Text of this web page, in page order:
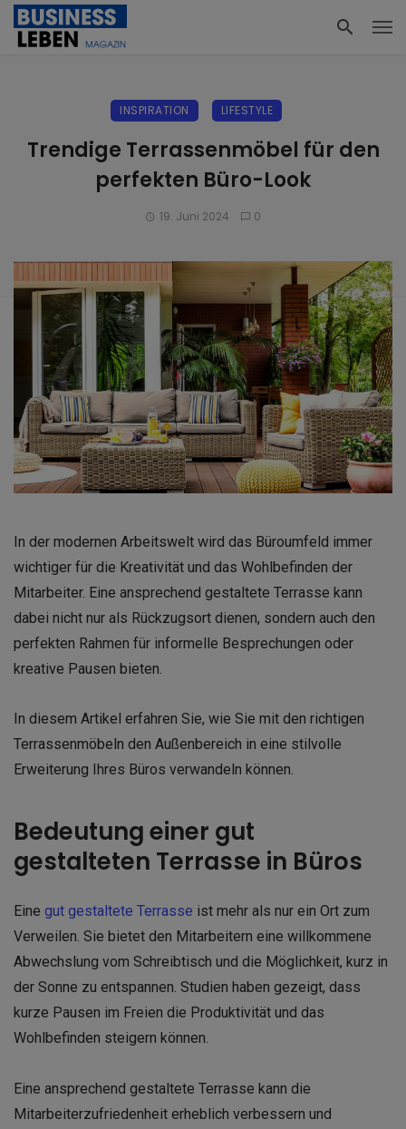
INSPIRATION LIFESTYLE
Trendige Terrassenmöbel für den
perfekten Büro-Look
19. Juni 2024 0
In der modernen Arbeitswelt wird das Büroumfeld immer
wichtiger für die Kreativität und das Wohlbefinden der
Mitarbeiter. Eine ansprechend gestaltete Terrasse kann
dabei nicht nur als Rückzugsort dienen, sondern auch den
perfekten Rahmen für informelle Besprechungen oder
kreative Pausen bieten.
In diesem Artikel erfahren Sie, wie Sie mit den richtigen
Terrassenmöbeln den Außenbereich in eine stilvolle
Erweiterung Ihres Büros verwandeln können.
Bedeutung einer gut
gestalteten Terrasse in Büros
Eine gut gestaltete Terrasse ist mehr als nur ein Ort zum
Verweilen. Sie bietet den Mitarbeitern eine willkommene
Abwechslung vom Schreibtisch und die Möglichkeit, kurz in
der Sonne zu entspannen. Studien haben gezeigt, dass
kurze Pausen im Freien die Produktivität und das
Wohlbefinden steigern können.
Eine ansprechend gestaltete Terrasse kann die
Mitarbeiterzufriedenheit erheblich verbessern und